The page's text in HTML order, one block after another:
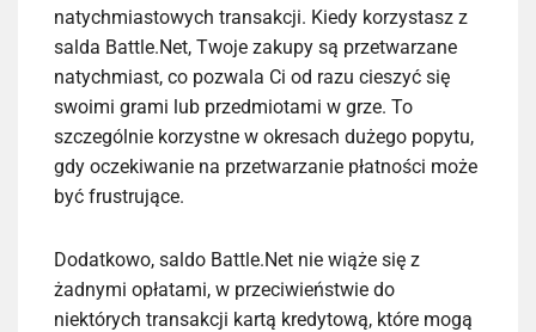
natychmiastowych transakcji. Kiedy korzystasz z
salda Battle.Net, Twoje zakupy są przetwarzane
natychmiast, co pozwala Ci od razu cieszyć się
swoimi grami lub przedmiotami w grze. To
szczególnie korzystne w okresach dużego popytu,
gdy oczekiwanie na przetwarzanie płatności może
być frustrujące.
Dodatkowo, saldo Battle.Net nie wiąże się z
żadnymi opłatami, w przeciwieństwie do
niektórych transakcji kartą kredytową, które mogą